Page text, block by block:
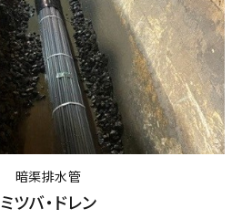
暗渠排水管
ミツバ・ドレン